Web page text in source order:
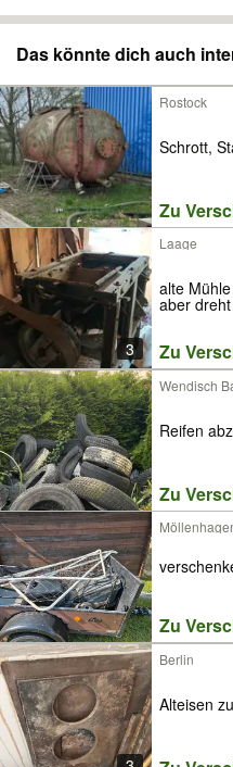
Das könnte dich auch
Rostock
Schrott,
Zu
3
Laage
alte
aber dreht
Zu
Wendisch
Reifen
Zu
Zu
Berlin
Alteisen